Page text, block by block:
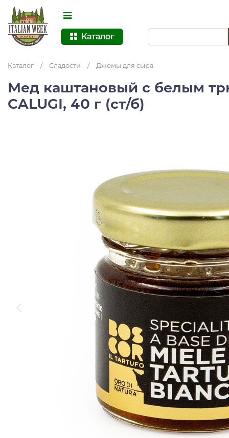
Каталог
Каталог / Сладости / Джемы для сыра
Мед каштановый с белым
CALUGI, 40 г (ст/б)